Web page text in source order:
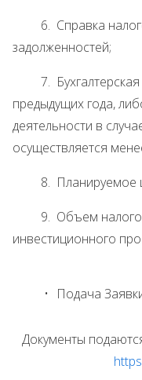
6. Справка
задолженностей;
7. Бухгалтерская
предыдущих года,
деятельности в
осуществляется
8. Планируемое
9. Объем
инвестиционного
Подача
Документы